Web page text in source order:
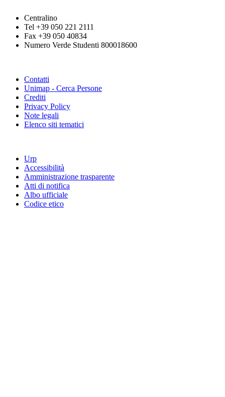
Centralino
Tel +39 050 221 2111
Fax +39 050 40834
Numero Verde Studenti 800018600
Contatti
Unimap - Cerca Persone
Crediti
Privacy Policy
Note legali
Elenco siti tematici
Urp
Accessibilità
Amministrazione trasparente
Atti di notifica
Albo ufficiale
Codice etico